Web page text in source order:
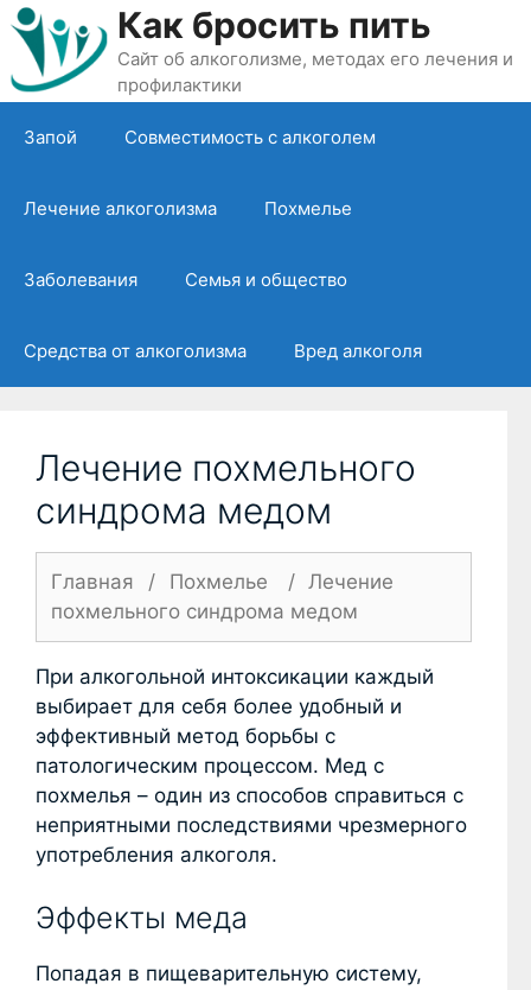
Перейти
содержимому
Как бросить пить
Сайт об алкоголизме, методах его лечения и
профилактики
Запой Совместимость с алкоголем
Лечение алкоголизма Похмелье
Заболевания Семья и общество
Средства от алкоголизма Вред алкоголя
Лечение похмельного
синдрома медом
Главная / Похмелье / Лечение
похмельного синдрома медом
При алкогольной интоксикации каждый
выбирает для себя более удобный и
эффективный метод борьбы с
патологическим процессом. Мед с
похмелья ­– один из способов справиться с
неприятными последствиями чрезмерного
употребления алкоголя.
Эффекты меда
Попадая в пищеварительную систему,